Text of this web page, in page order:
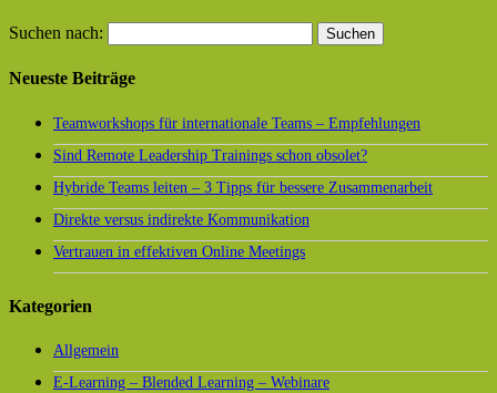
Suchen nach:
Neueste Beiträge
Teamworkshops für internationale Teams – Empfehlungen
Sind Remote Leadership Trainings schon obsolet?
Hybride Teams leiten – 3 Tipps für bessere Zusammenarbeit
Direkte versus indirekte Kommunikation
Vertrauen in effektiven Online Meetings
Kategorien
Allgemein
E-Learning – Blended Learning – Webinare